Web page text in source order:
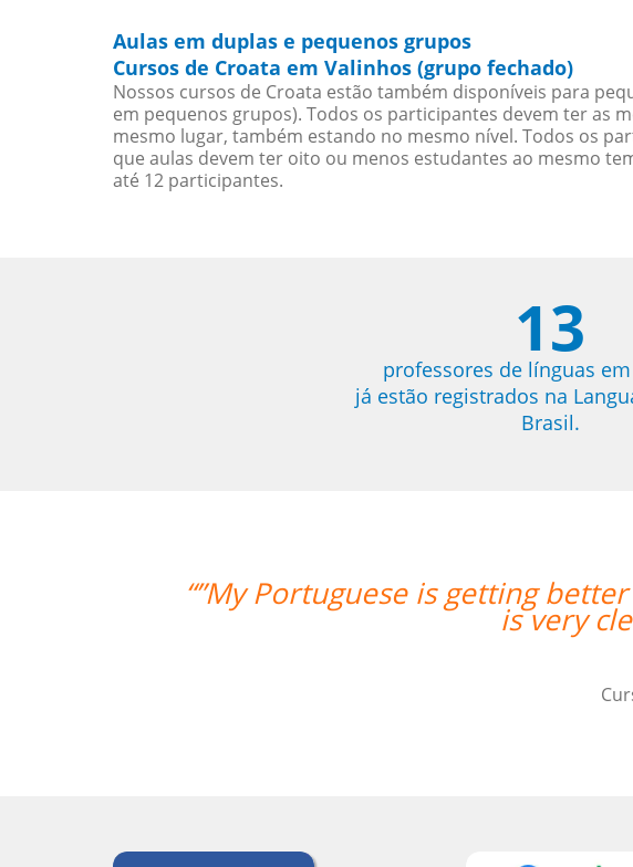
Aulas em duplas e pequenos grupos
Cursos de Croata em Valinhos (grupo fechado)
Nossos cursos de Croata estão também disponíveis para
em pequenos grupos). Todos os participantes devem ter as
mesmo lugar, também estando no mesmo nível. Todos os
que aulas devem ter oito ou menos estudantes ao mesmo
até 12 participantes.
13
professores de línguas
já estão registrados na
Brasil.
with your support. Cris is a great teacher
clear and simple for me to understand.””